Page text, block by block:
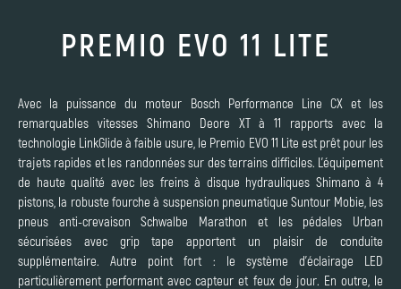
PREMIO EVO 11 LITE
Avec la puissance du moteur Bosch Performance Line CX et les
remarquables vitesses Shimano Deore XT à 11 rapports avec la
technologie LinkGlide à faible usure, le Premio EVO 11 Lite est prêt pour les
trajets rapides et les randonnées sur des terrains difficiles. L'équipement
de haute qualité avec les freins à disque hydrauliques Shimano à 4
pistons, la robuste fourche à suspension pneumatique Suntour Mobie, les
pneus anti-crevaison Schwalbe Marathon et les pédales Urban
sécurisées avec grip tape apportent un plaisir de conduite
supplémentaire. Autre point fort : le système d'éclairage LED
particulièrement performant avec capteur et feux de jour. En outre, le